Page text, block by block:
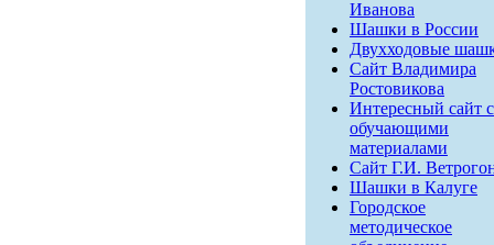
Иванова
Шашки в России
Двухходовые
Сайт Владимира
Ростовикова
Интересный сайт с
обучающими
материалами
Сайт Г.И.
Шашки в Калуге
Городское
методическое